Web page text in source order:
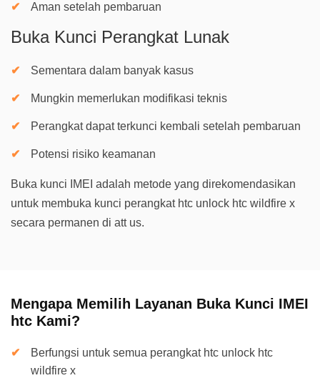
Aman setelah pembaruan
Buka Kunci Perangkat Lunak
Sementara dalam banyak kasus
Mungkin memerlukan modifikasi teknis
Perangkat dapat terkunci kembali setelah pembaruan
Potensi risiko keamanan
Buka kunci IMEI adalah metode yang direkomendasikan
untuk membuka kunci perangkat htc unlock htc wildfire x
secara permanen di att us.
Mengapa Memilih Layanan Buka Kunci IMEI
htc Kami?
Berfungsi untuk semua perangkat htc unlock htc
wildfire x